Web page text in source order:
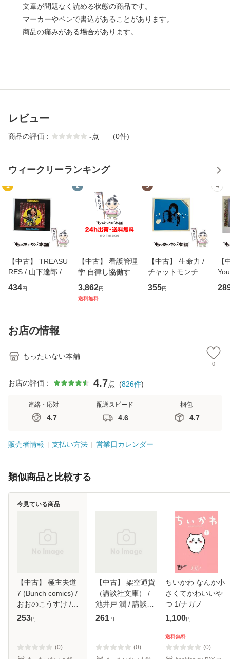
文章が問題なく読める状態の商品です。
マーカーやペンで書込があることがあります。
商品の痛みがある場合があります。
レビュー
商品の評価： -点 (0件)
ウィークリーランキング
1
【中古】 TREASU
RES / 山下達郎 /
イーストウエス
ト・ジャパン [CD]
434円
2
【中古】 看護管理
学 自律し協働する
専門職の看護マネ
ジメントスキル 改
3,862円
送料無料
3
【中古】 生命力 /
チャットモンチー /
キューンレコード
[CD]【メール便送
355円
4
【
のが
お店の情報
もったいない本舗
0
お店の評価： 4.7点 (826件)
連絡・応対
4.7
配送スピード
4.6
梱包
4.7
販売者情報 支払い方法 営業日カレンダー
類似商品と比較する
【中古】 極主夫道
7 (Bunch comics) /
おおのこうすけ /
新潮社 [コミック]
253円
(0)
今見ている商品
【中古】 架空通貨
（講談社文庫） /
池井戸 潤 / 講談社
[文庫]【メール便送
261円
(0)
ちいかわ なんか小
さくてかわいいや
つ 1/ナガノ
1,100円
送料無料
(0)